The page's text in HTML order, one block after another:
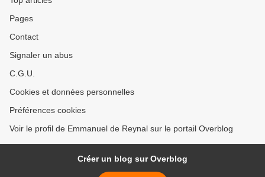
Pages
Contact
Signaler un abus
C.G.U.
Cookies et données personnelles
Préférences cookies
Voir le profil de Emmanuel de Reynal sur le portail Overblog
Créer un blog sur Overblog